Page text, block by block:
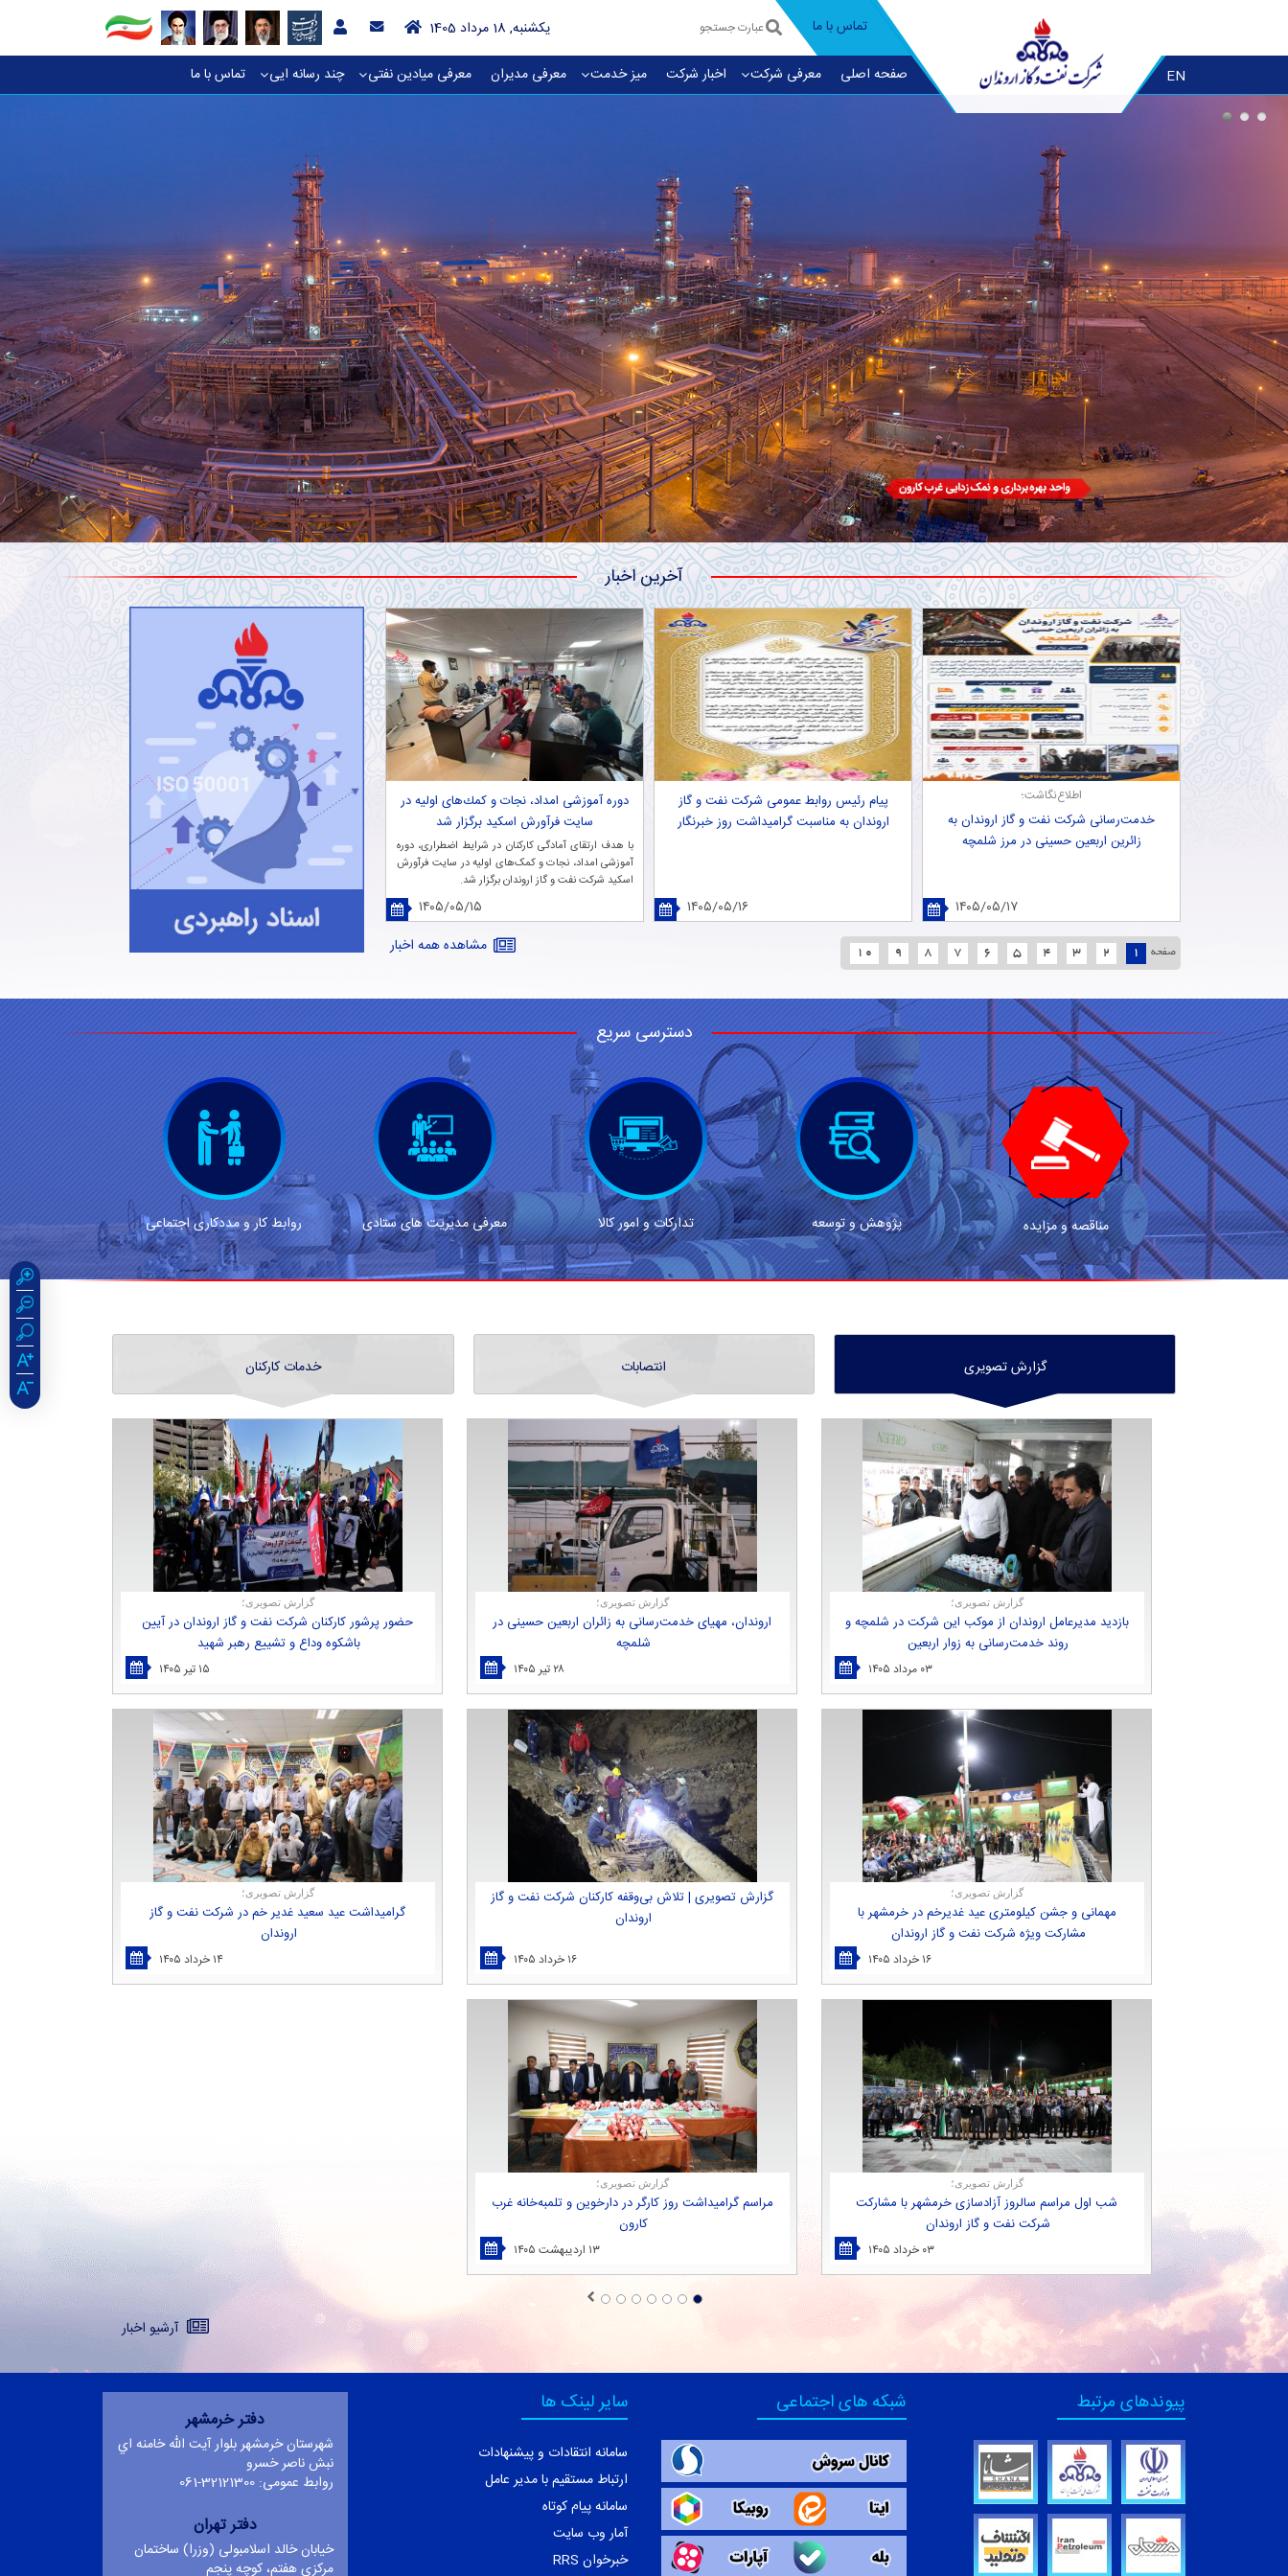
تماس با ما يکشنبه, 18 مرداد 1405
EN صفحه اصلی معرفی شرکت اخبار شرکت میز خدمت معرفی مديران معرفی میادین نفتی چند رسانه ایی تماس با ما
آخرین اخبار
اطلاع‌نگاشت؛
خدمت‌رسانی شركت نفت و گاز اروندان به
زائرین اربعین حسینی در مرز شلمچه
۱۴۰۵/۰۵/۱۷
پیام رئیس روابط عمومی شركت نفت و گاز
اروندان به مناسبت گرامیداشت روز خبرنگار
۱۴۰۵/۰۵/۱۶
دوره آموزشی امداد، نجات و كمك‌های اولیه در
سایت فرآورش اسكید برگزار شد
۱۴۰۵/۰۵/۱۵
با هدف ارتقای آمادگی کارکنان در شرایط اضطراری، دوره
آموزشی امداد، نجات و کمک‌های اولیه در سایت فرآورش
اسکید شرکت نفت و گاز اروندان برگزار شد.
صفحه 1
2
3
4
5
6
7
8
9
10 مشاهده همه اخبار
دسترسی سریع
مناقصه و مزایده پژوهش و توسعه تدارکات و امور کالا معرفی مدیریت های ستادی روابط کار و مددکاری اجتماعی
گزارش تصويری انتصابات خدمات کارکنان
گزارش تصویری؛
بازدید مدیرعامل اروندان از موكب این شركت در شلمچه و
روند خدمت‌رسانی به زوار اربعین
۰۳ مرداد ۱۴۰۵
گزارش تصویری؛
اروندان، مهیای خدمت‌رسانی به زائران اربعین حسینی در
شلمچه
۲۸ تیر ۱۴۰۵
گزارش تصویری؛
حضور پرشور كاركنان شركت نفت و گاز اروندان در آیین
باشكوه وداع و تشییع رهبر شهید
۱۵ تیر ۱۴۰۵
گزارش تصویری؛
مهمانی و جشن كیلومتری عید غدیرخم در خرمشهر با
مشاركت ویژه شركت نفت و گاز اروندان
۱۶ خرداد ۱۴۰۵
گزارش تصویری | تلاش بی‌وقفه كاركنان شركت نفت و گاز
اروندان
۱۶ خرداد ۱۴۰۵
گزارش تصویری؛
گرامیداشت عید سعید غدیر خم در شركت نفت و گاز
اروندان
۱۴ خرداد ۱۴۰۵
گزارش تصویری؛
شب اول مراسم سالروز آزادسازی خرمشهر با مشاركت
شركت نفت و گاز اروندان
۰۳ خرداد ۱۴۰۵
گزارش تصویری؛
مراسم گرامیداشت روز كارگر در دارخوین و تلمبه‌خانه غرب
كارون
۱۳ اردیبهشت ۱۴۰۵
آرشيو اخبار
پیوندهای مرتبط شبکه های اجتماعی سایر لینک ها
سامانه انتقادات و پیشنهادات
ارتباط مستقیم با مدیر عامل
سامانه پیام کوتاه
آمار وب سایت
خبرخوان RRS
دفتر خرمشهر
شهرستان خرمشهر بلوار آيت الله خامنه اي
نبش ناصر خسرو
روابط عمومی: 32121300-061
دفتر تهران
خیابان خالد اسلامبولی (وزرا) ساختمان
مرکزی هفتم، کوچه پنجم